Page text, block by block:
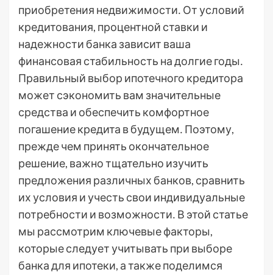
приобретения недвижимости․ От условий
кредитования, процентной ставки и
надежности банка зависит ваша
финансовая стабильность на долгие годы․
Правильный выбор ипотечного кредитора
может сэкономить вам значительные
средства и обеспечить комфортное
погашение кредита в будущем․ Поэтому,
прежде чем принять окончательное
решение, важно тщательно изучить
предложения различных банков, сравнить
их условия и учесть свои индивидуальные
потребности и возможности․ В этой статье
мы рассмотрим ключевые факторы,
которые следует учитывать при выборе
банка для ипотеки, а также поделимся